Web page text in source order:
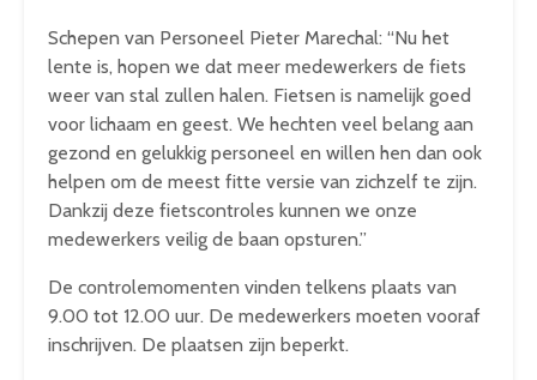
Schepen van Personeel Pieter Marechal: “Nu het
lente is, hopen we dat meer medewerkers de fiets
weer van stal zullen halen. Fietsen is namelijk goed
voor lichaam en geest. We hechten veel belang aan
gezond en gelukkig personeel en willen hen dan ook
helpen om de meest fitte versie van zichzelf te zijn.
Dankzij deze fietscontroles kunnen we onze
medewerkers veilig de baan opsturen.”
De controlemomenten vinden telkens plaats van
9.00 tot 12.00 uur. De medewerkers moeten vooraf
inschrijven. De plaatsen zijn beperkt.